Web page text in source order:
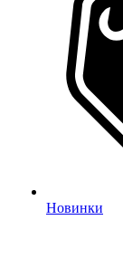
Новинки